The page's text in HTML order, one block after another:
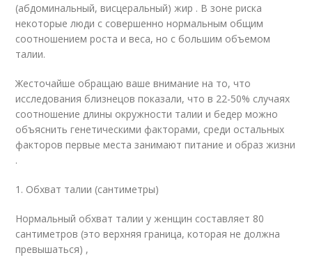
(абдоминальный, висцеральный) жир . В зоне риска
некоторые люди с совершенно нормальным общим
соотношением роста и веса, но с большим объемом
талии.
Жесточайше обращаю ваше внимание на то, что
исследования близнецов показали, что в 22-50% случаях
соотношение длины окружности талии и бедер можно
объяснить генетическими факторами, среди остальных
факторов первые места занимают питание и образ жизни
.
1. Обхват талии (сантиметры)
Нормальный обхват талии у женщин составляет 80
сантиметров (это верхняя граница, которая не должна
превышаться) ,